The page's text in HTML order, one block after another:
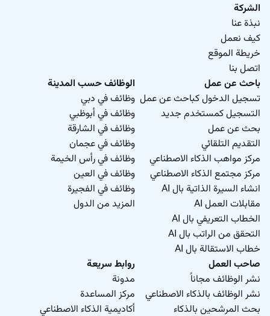
الشركة
نبذة عنا
كيف نعمل
خريطة الموقع
اتصل بنا
باحث عن عمل
تسجيل الدخول كباحث عن عمل
التسجيل كمستخدم جديد
بحث عن عمل
التقديم التلقائي
مركز مواهب الذكاء الاصطناعي
مركز مجتمع الذكاء الاصطناعي
انشاء السيرة الذاتية بال AI
مقابلات العمل AI
الخطاب التعريفي بال AI
التحقق من الراتب بال AI
خطاب الاستقالة بال AI
الوظائف حسب المدينة
وظائف في دبي
وظائف في أبوظبي
وظائف في الشارقة
وظائف في عجمان
وظائف في رأس الخيمة
وظائف في العين
وظائف في الفجيرة
المزيد من الدول
صاحب العمل
نشر الوظائف مجاناً
نشر الوظائف بالذكاء الاصطناعي
بحث المرشحين بالذكاء
روابط سريعة
مدونة
مركز المساعدة
أكاديمية الذكاء الاصطناعي